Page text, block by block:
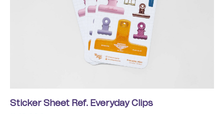
Sticker Sheet Ref. Everyday Clips